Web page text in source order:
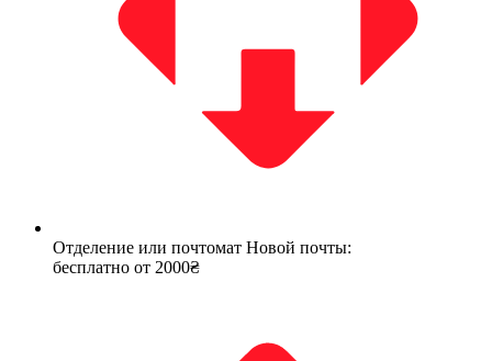
Отделение или почтомат Новой почты:
бесплатно от 2000₴